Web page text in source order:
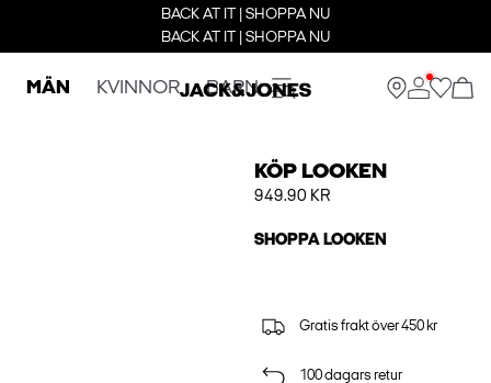
BACK AT IT | SHOPPA NU
BACK AT IT | SHOPPA NU
MÄN KVINNOR BARN
KÖP LOOKEN
949.90 KR
SHOPPA LOOKEN
Gratis frakt över 450 kr
100 dagars retur